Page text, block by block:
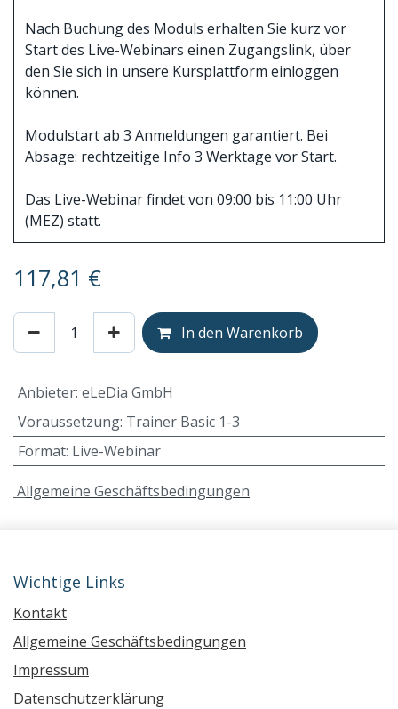
Nach Buchung des Moduls erhalten Sie kurz vor
Start des Live-Webinars einen Zugangslink, über
den Sie sich in unsere Kursplattform einloggen
können.
Modulstart ab 3 Anmeldungen garantiert. Bei
Absage: rechtzeitige Info 3 Werktage vor Start.
Das Live-Webinar findet von 09:00 bis 11:00 Uhr
(MEZ) statt.
117,81 €
In den Warenkorb
Anbieter: eLeDia GmbH
Voraussetzung: Trainer Basic 1-3
Format: Live-Webinar
Allgemeine Geschäftsbedingungen
Wichtige Links
Kontakt
Allgemeine Geschäftsbedingungen
Impressum
Datenschutzerklärung